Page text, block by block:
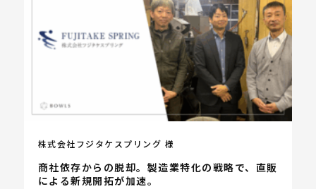
株式会社フジタケスプリング 様
商社依存からの脱却。製造業特化の戦略で、直販
による新規開拓が加速。